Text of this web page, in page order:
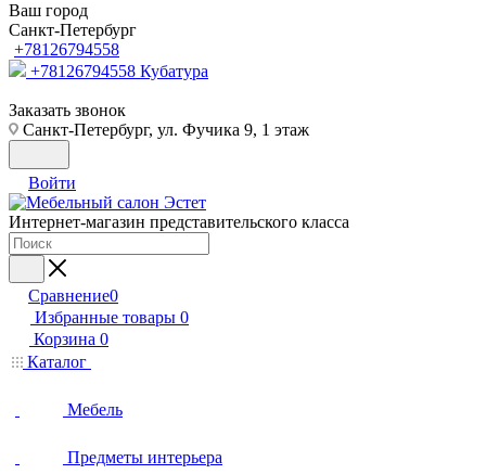
Ваш город
Санкт-Петербург
+78126794558
+78126794558 Кубатура
Заказать звонок
Санкт-Петербург, ул. Фучика 9, 1 этаж
Войти
Интернет-магазин представительского класса
Сравнение0
Избранные товары 0
Корзина 0
Каталог
Мебель
Предметы интерьера